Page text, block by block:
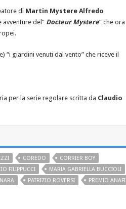
di Martin Mystere Alfredo
avventure del” Docteur Mystere” che ora
“i giardini venuti dal vento” che riceve il
per la serie regolare scritta da Claudio
COREDO
CORRIER BOY
FILIPPUCCI
MARIA GABRIELLA BUCCIOLI
PATRIZIO ROVERSI
PREMIO ANAFI